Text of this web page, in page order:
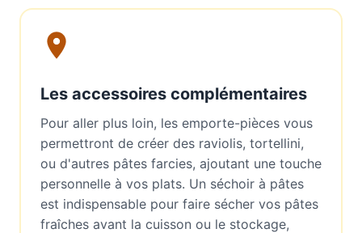
Les accessoires complémentaires
Pour aller plus loin, les emporte-pièces vous
permettront de créer des raviolis, tortellini,
ou d'autres pâtes farcies, ajoutant une touche
personnelle à vos plats. Un séchoir à pâtes
est indispensable pour faire sécher vos pâtes
fraîches avant la cuisson ou le stockage,